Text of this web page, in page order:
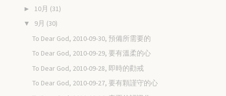
► 10月 (31)
▼ 9月 (30)
To Dear God, 2010-09-30, 預備所需要的
To Dear God, 2010-09-29, 要有溫柔的心
To Dear God, 2010-09-28, 即時的勸戒
To Dear God, 2010-09-27, 要有顆謹守的心